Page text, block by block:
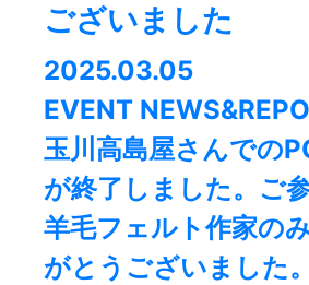
ございました
2025.03.05
EVENT
玉川高島屋さんでの
が終了しました。⁡ご
羊毛フェルト作家の
がとうございました